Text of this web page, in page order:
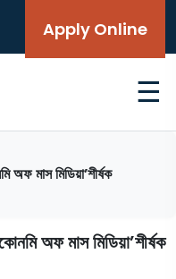
Apply Online
☰
অফ মাস মিডিয়া’শীর্ষক
অফ মাস মিডিয়া’শীর্ষক